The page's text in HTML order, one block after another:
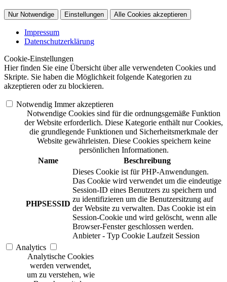
Nur Notwendige Einstellungen Alle Cookies akzeptieren
Impressum
Datenschutzerklärung
Cookie-Einstellungen
Hier finden Sie eine Übersicht über alle verwendeten Cookies und
Skripte. Sie haben die Möglichkeit folgende Kategorien zu
akzeptieren oder zu blockieren.
Notwendig Immer akzeptieren
Notwendige Cookies sind für die ordnungsgemäße Funktion
der Website erforderlich. Diese Kategorie enthält nur Cookies,
die grundlegende Funktionen und Sicherheitsmerkmale der
Website gewährleisten. Diese Cookies speichern keine
persönlichen Informationen.
Name
Beschreibung
PHPSESSID
Dieses Cookie ist für PHP-Anwendungen.
Das Cookie wird verwendet um die eindeutige
Session-ID eines Benutzers zu speichern und
zu identifizieren um die Benutzersitzung auf
der Website zu verwalten. Das Cookie ist ein
Session-Cookie und wird gelöscht, wenn alle
Browser-Fenster geschlossen werden.
Anbieter - Typ Cookie Laufzeit Session
Analytics
Analytische Cookies
werden verwendet,
um zu verstehen, wie